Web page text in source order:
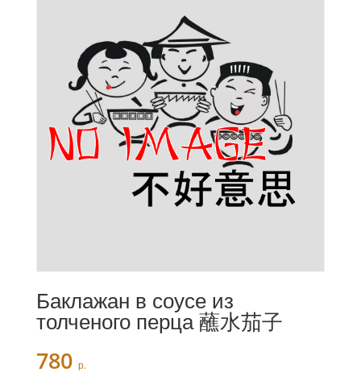
Баклажан в соусе из
толченого перца 蘸水茄子
780 р.